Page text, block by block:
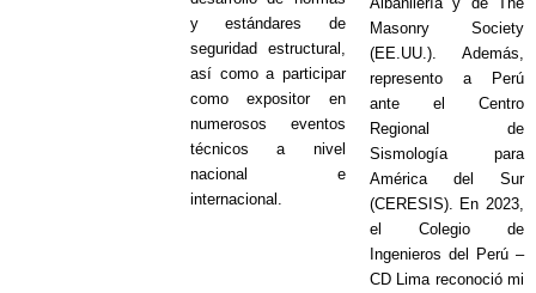
y estándares de
seguridad estructural,
así como a participar
como expositor en
numerosos eventos
técnicos a nivel
nacional e
internacional.
Masonry Society
(EE.UU.). Además,
represento a Perú
ante el Centro
Regional de
Sismología para
América del Sur
(CERESIS). En 2023,
el Colegio de
Ingenieros del Perú –
CD Lima reconoció mi